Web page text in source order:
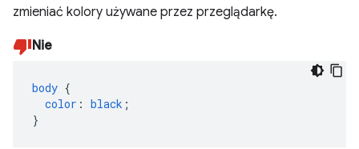
zmieniać kolory używane przez przeglądarkę.
Nie
body {
color : black ;
}